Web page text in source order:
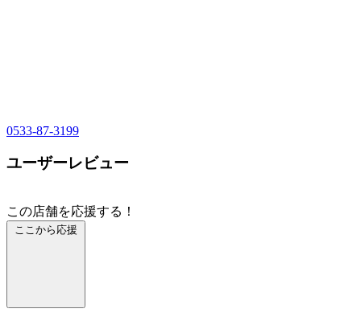
0533-87-3199
ユーザーレビュー
この店舗を応援する！
ここから応援